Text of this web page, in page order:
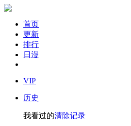
首页
更新
排行
日漫
VIP
历史
我看过的清除记录